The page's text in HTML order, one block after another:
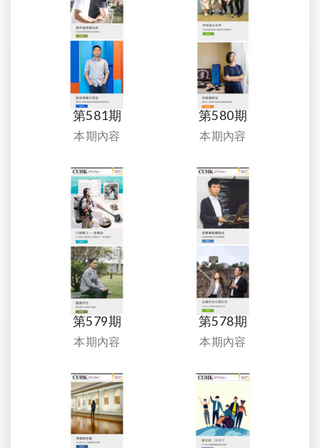
第581期
本期內容
第580期
本期內容
第579期
本期內容
第578期
本期內容